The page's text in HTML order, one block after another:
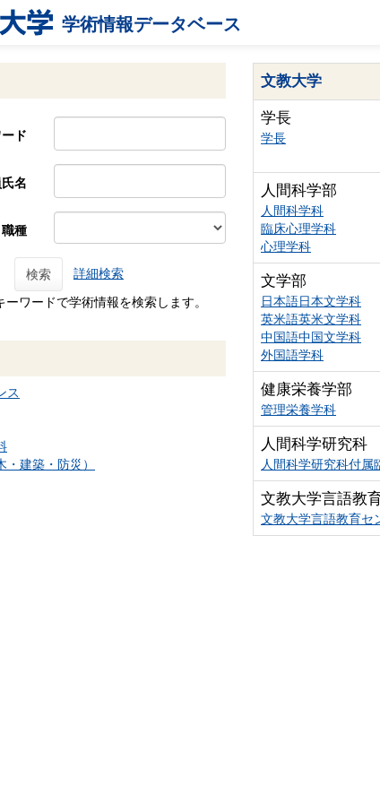
学術情報データベース
ド
名
職種
検索 詳細検索
ーワードで学術情報を検索します。
ス
建築・防災）
文教大学
学長
学長
人間科学部
人間科学科
臨床心理学科
心理学科
文学部
日本語日本文学科
英米語英米文学科
中国語中国文学科
外国語学科
健康栄養学部
管理栄養学科
人間科学研究科
人間科学研究科付属
文教大学言語教
文教大学言語教育セ